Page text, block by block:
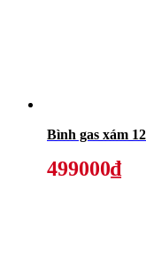
Bình gas xám
499000₫